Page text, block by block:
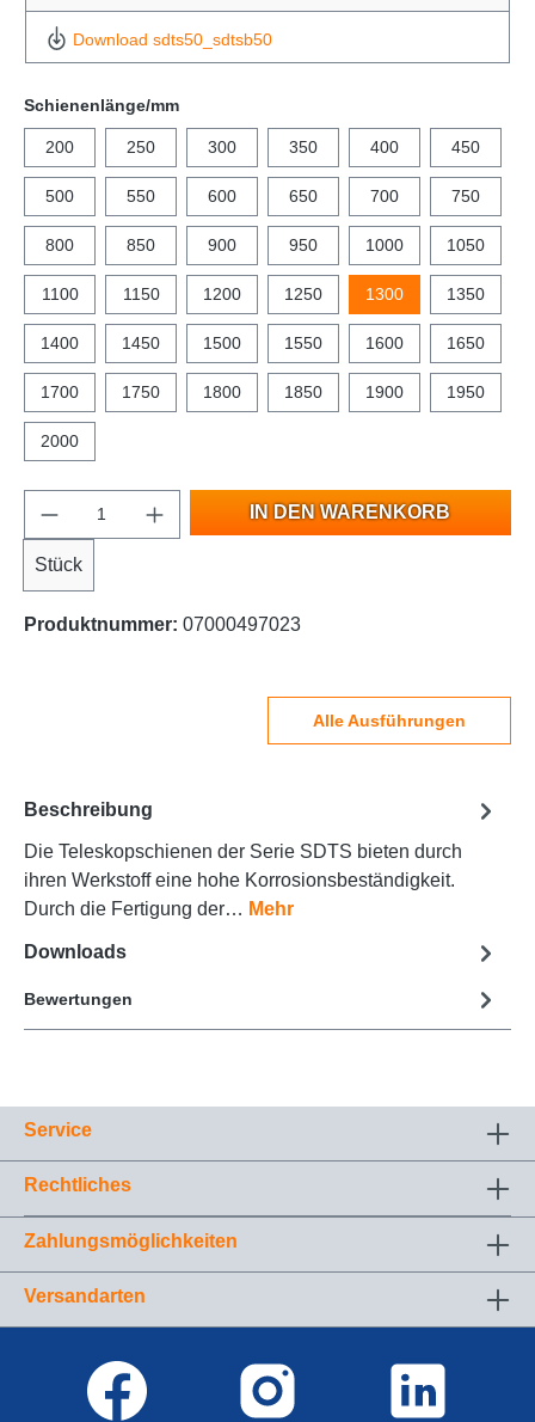
Download sdts50_sdtsb50
Schienenlänge/mm
200 250 300 350 400 450
500 550 600 650 700 750
800 850 900 950 1000 1050
1100 1150 1200 1250 1300 1350
1400 1450 1500 1550 1600 1650
1700 1750 1800 1850 1900 1950
2000
Stück
IN DEN WARENKORB
Produktnummer: 07000497023
Alle Ausführungen
Beschreibung
Die Teleskopschienen der Serie SDTS bieten durch
ihren Werkstoff eine hohe Korrosionsbeständigkeit.
Durch die Fertigung der… Mehr
Downloads
Bewertungen
Service
Rechtliches
Zahlungsmöglichkeiten
Versandarten